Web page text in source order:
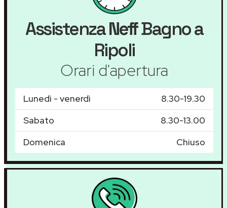
AssistenzaNeffBagno a
Ripoli
Orari d'apertura
Lunedì - venerdì
8.30-19.30
Sabato
8.30-13.00
Domenica
Chiuso